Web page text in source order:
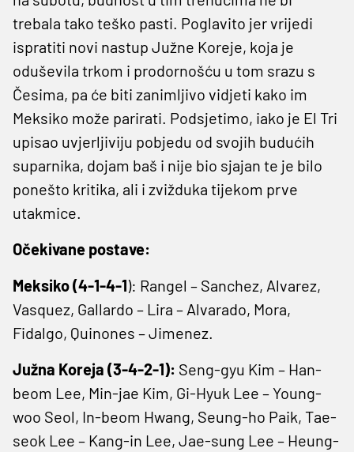
trebala tako teško pasti. Poglavito jer vrijedi
ispratiti novi nastup Južne Koreje, koja je
oduševila trkom i prodornošću u tom srazu s
Česima, pa će biti zanimljivo vidjeti kako im
Meksiko može parirati. Podsjetimo, iako je El Tri
upisao uvjerljiviju pobjedu od svojih budućih
suparnika, dojam baš i nije bio sjajan te je bilo
ponešto kritika, ali i zvižduka tijekom prve
utakmice.
Očekivane postave:
Meksiko (4-1-4-1): Rangel – Sanchez, Alvarez,
Vasquez, Gallardo – Lira – Alvarado, Mora,
Fidalgo, Quinones – Jimenez.
Južna Koreja (3-4-2-1): Seng-gyu Kim – Han-
beom Lee, Min-jae Kim, Gi-Hyuk Lee – Young-
woo Seol, In-beom Hwang, Seung-ho Paik, Tae-
seok Lee – Kang-in Lee, Jae-sung Lee – Heung-